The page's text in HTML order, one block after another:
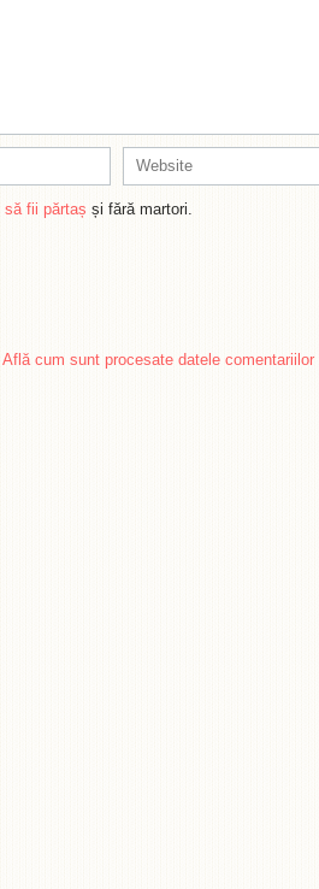
să fii părtaș și fără martori.
Află cum sunt procesate datele comentariilor